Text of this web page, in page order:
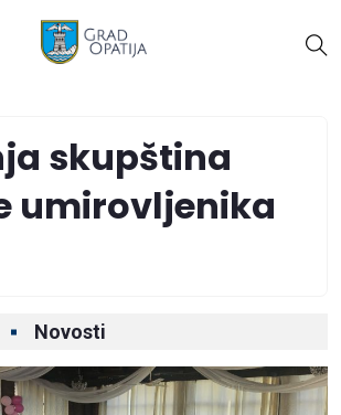
skupština
umirovljenika
Novosti